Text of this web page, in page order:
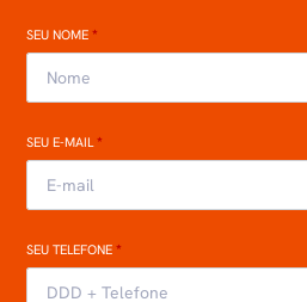
SEU NOME*
SEU E-MAIL*
SEU TELEFONE*